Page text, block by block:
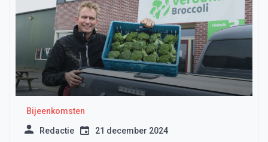
Bijeenkomsten
Redactie 21 december 2024